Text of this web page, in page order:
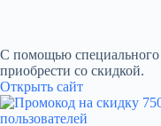
С помощью специального
приобрести со скидкой.
Открыть сайт